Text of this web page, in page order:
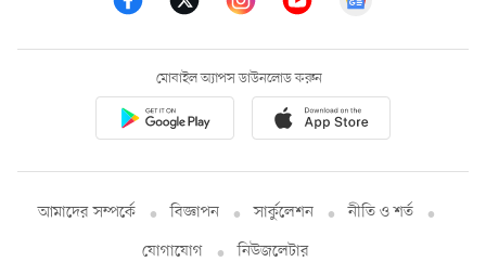
মোবাইল অ্যাপস ডাউনলোড করুন
আমাদের সম্পর্কে বিজ্ঞাপন সার্কুলেশন
নীতি ও শর্ত
যোগাযোগ
নিউজলেটার